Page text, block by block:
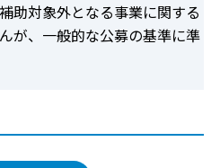
助対象外となる事業に関する
が、一般的な公募の基準に準